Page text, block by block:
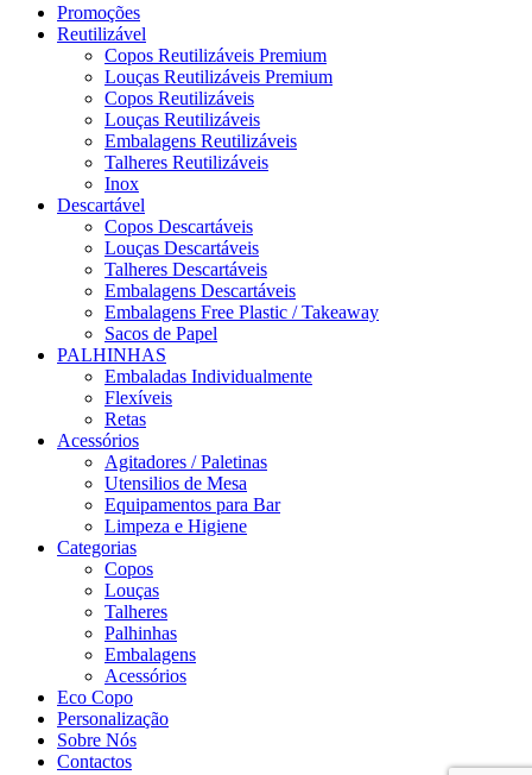
Promoções
Reutilizável
Copos Reutilizáveis Premium
Louças Reutilizáveis Premium
Copos Reutilizáveis
Louças Reutilizáveis
Embalagens Reutilizáveis
Talheres Reutilizáveis
Inox
Descartável
Copos Descartáveis
Louças Descartáveis
Talheres Descartáveis
Embalagens Descartáveis
Embalagens Free Plastic / Takeaway
Sacos de Papel
PALHINHAS
Embaladas Individualmente
Flexíveis
Retas
Acessórios
Agitadores / Paletinas
Utensilios de Mesa
Equipamentos para Bar
Limpeza e Higiene
Categorias
Copos
Louças
Talheres
Palhinhas
Embalagens
Acessórios
Eco Copo
Personalização
Sobre Nós
Contactos